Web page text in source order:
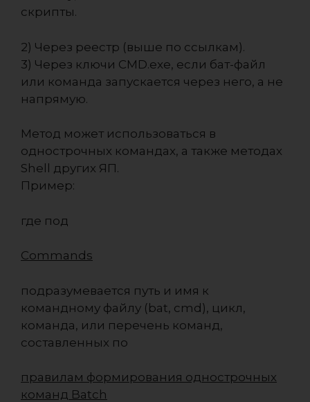
скрипты.
2) Через реестр (выше по ссылкам).
3) Через ключи CMD.exe, если бат-файл
или команда запускается через него, а не
напрямую.
Метод может использоваться в
однострочных командах, а также методах
Shell других ЯП.
Пример:
где под
Commands
подразумевается путь и имя к
командному файлу (bat, cmd), цикл,
команда, или перечень команд,
составленных по
правилам формирования однострочных
команд Batch